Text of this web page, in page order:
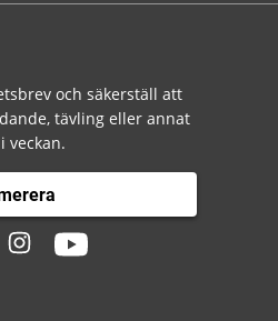
och säkerställ att
tävling eller annat
veckan.